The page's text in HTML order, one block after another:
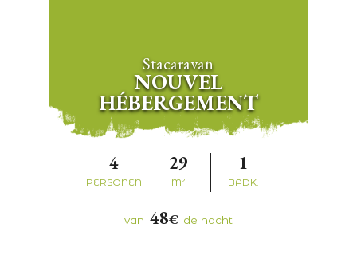
Stacaravan
NOUVEL
HÉBERGEMENT
4
PERSONEN
29
M²
1
BADK.
van 48€ de nacht